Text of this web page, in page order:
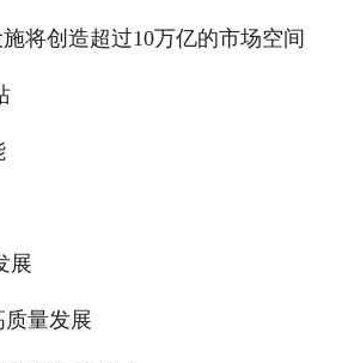
将创造超过10万亿的市场空间
展
量发展